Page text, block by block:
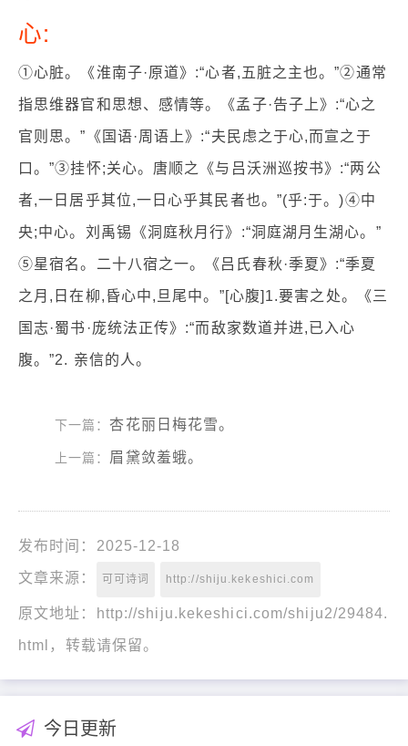
心:
①心脏。《淮南子·原道》:“心者,五脏之主也。”②通常
指思维器官和思想、感情等。《孟子·告子上》:“心之
官则思。”《国语·周语上》:“夫民虑之于心,而宣之于
口。”③挂怀;关心。唐顺之《与吕沃洲巡按书》:“两公
者,一日居乎其位,一日心乎其民者也。”(乎:于。)④中
央;中心。刘禹锡《洞庭秋月行》:“洞庭湖月生湖心。”
⑤星宿名。二十八宿之一。《吕氏春秋·季夏》:“季夏
之月,日在柳,昏心中,旦尾中。”[心腹]1.要害之处。《三
国志·蜀书·庞统法正传》:“而敌家数道并进,已入心
腹。”2. 亲信的人。
下一篇：杏花丽日梅花雪。
上一篇： 眉黛敛羞蛾。
发布时间：2025-12-18
文章来源： 可可诗词 http://shiju.kekeshici.com
原文地址：http://shiju.kekeshici.com/shiju2/29484.
html，转载请保留。
今日更新